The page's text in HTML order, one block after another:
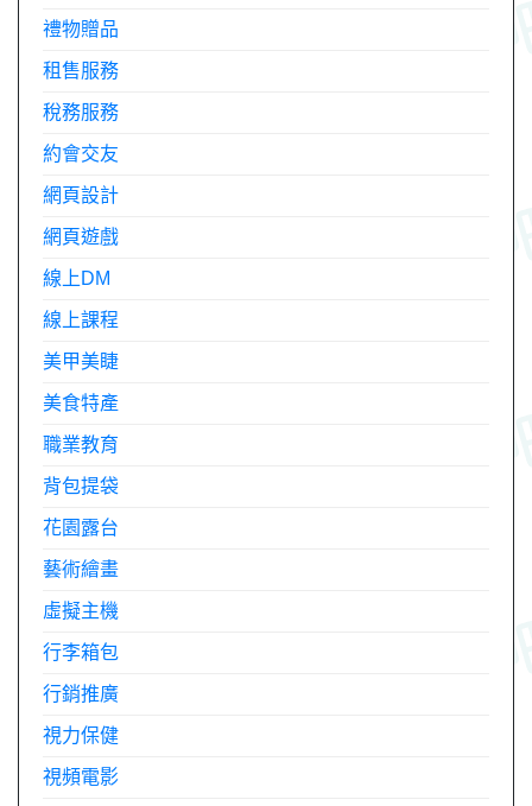
禮物贈品
租售服務
稅務服務
約會交友
網頁設計
網頁遊戲
線上DM
線上課程
美甲美睫
美食特產
職業教育
背包提袋
花園露台
藝術繪畫
虛擬主機
行李箱包
行銷推廣
視力保健
視頻電影